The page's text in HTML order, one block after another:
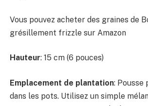
Vous pouvez acheter des graines de
grésillement frizzle sur Amazon
Hauteur: 15 cm (6 pouces)
Emplacement de plantation: Pousse
dans les pots. Utilisez un simple